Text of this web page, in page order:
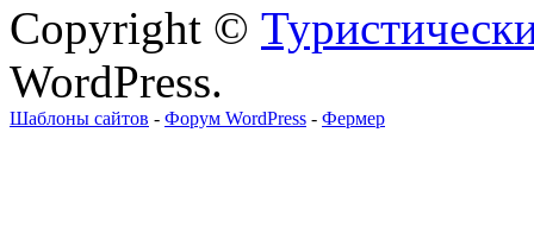
Copyright ©
WordPress.
Шаблоны сайтов - Форум WordPress - Фермер